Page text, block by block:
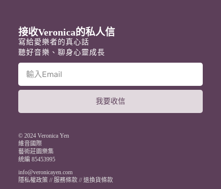
接收Veronica的私人信
寫給愛樂者的真心話
聽好音樂、聊身心靈成長
我要收信
t
e
r
n
a
t
© 2024 Veronica Yen
維音國際
藝術莊園樂集
統編 85453995
info@veronicayen.com
隱私權政策//服務條款//退換貨條款